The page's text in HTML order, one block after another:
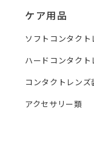
ケア用品
ソフトコンタクト
ハードコンタクト
コンタクトレンズ
アクセサリー類